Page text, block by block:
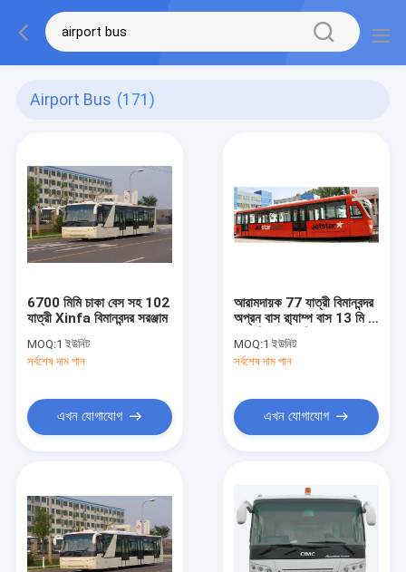
Airport Bus (171)
6700 মিমি চাকা বেস সহ 102
যাত্রী Xinfa বিমানবন্দর সরঞ্জাম
MOQ:1 ইউনিট
সর্বশেষ দাম পান
এখন যোগাযোগ
আরামদায়ক 77 যাত্রী বিমানবন্দর
অপ্রন বাস রা্যাম্প বাস 13 মি ×
MOQ:1 ইউনিট
সর্বশেষ দাম পান
এখন যোগাযোগ